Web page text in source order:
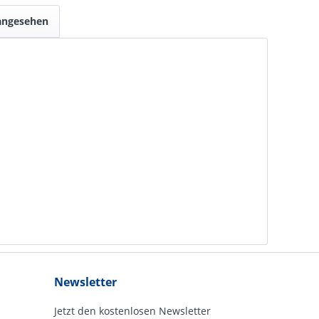
Newsletter
Jetzt den kostenlosen Newsletter